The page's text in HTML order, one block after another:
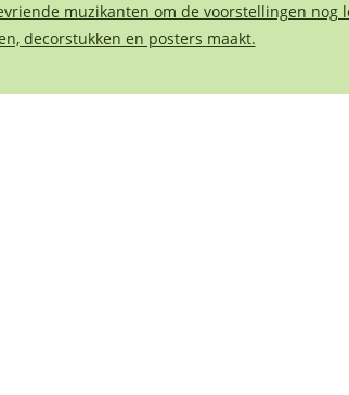
muzikanten om de voorstellingen nog
decorstukken en posters maakt.